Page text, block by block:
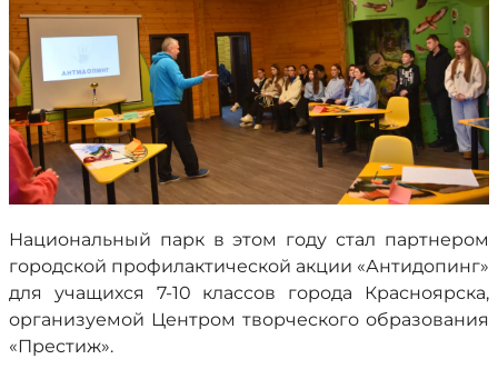
Национальный парк в этом году стал партнером
городской профилактической акции «Антидопинг»
для учащихся 7-10 классов города Красноярска,
организуемой Центром творческого образования
«Престиж».